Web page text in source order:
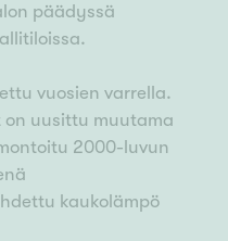
päädyssä
vuosien varrella.
on uusittu muutama
2000-luvun
kaukolämpö